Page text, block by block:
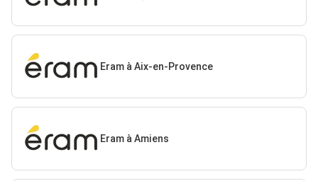
Eram à Aix-en-Provence
Eram à Amiens